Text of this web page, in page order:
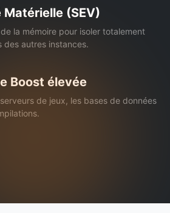
Matérielle (SEV)
la mémoire pour isoler totalement
des autres instances.
Boost élevée
de jeux, les bases de données